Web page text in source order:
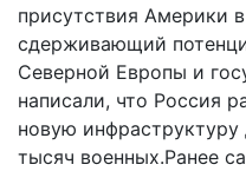
присутствия Америки
сдерживающий
Северной Европы и
написали, что Россия
новую
тысяч военных.Ранее